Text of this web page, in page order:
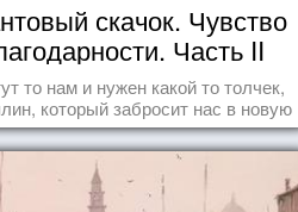
скачок. Чувство
Часть II
то нам и нужен какой то толчек,
который забросит нас в новую
БЛАГОДАРНОСТЬ.